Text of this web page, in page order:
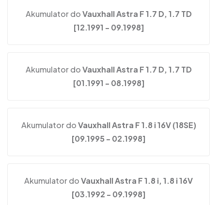
Akumulator doVauxhall Astra F 1.7 D, 1.7 TD
[12.1991 - 09.1998]
Akumulator doVauxhall Astra F 1.7 D, 1.7 TD
[01.1991 - 08.1998]
Akumulator doVauxhall Astra F 1.8 i 16V (18SE)
[09.1995 - 02.1998]
Akumulator doVauxhall Astra F 1.8 i, 1.8 i 16V
[03.1992 - 09.1998]